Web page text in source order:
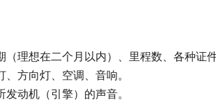
项：
（理想在二个月以内）、里程数、各
灯、方向灯、空调、音响。
听发动机（引擎）的声音。